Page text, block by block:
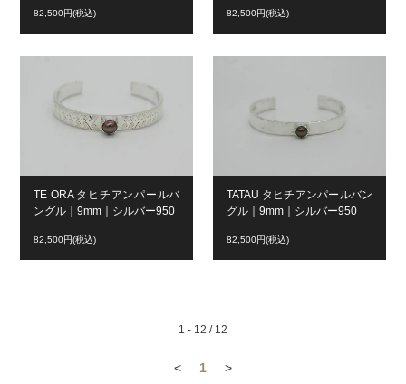
82,500円(税込) 82,500円(税込)
TE ORA タヒチアンパールバ
ングル｜9mm｜シルバー950
82,500円(税込)
TATAU タヒチアンパールバン
グル｜9mm｜シルバー950
82,500円(税込)
1 - 12 / 12
< 1 >